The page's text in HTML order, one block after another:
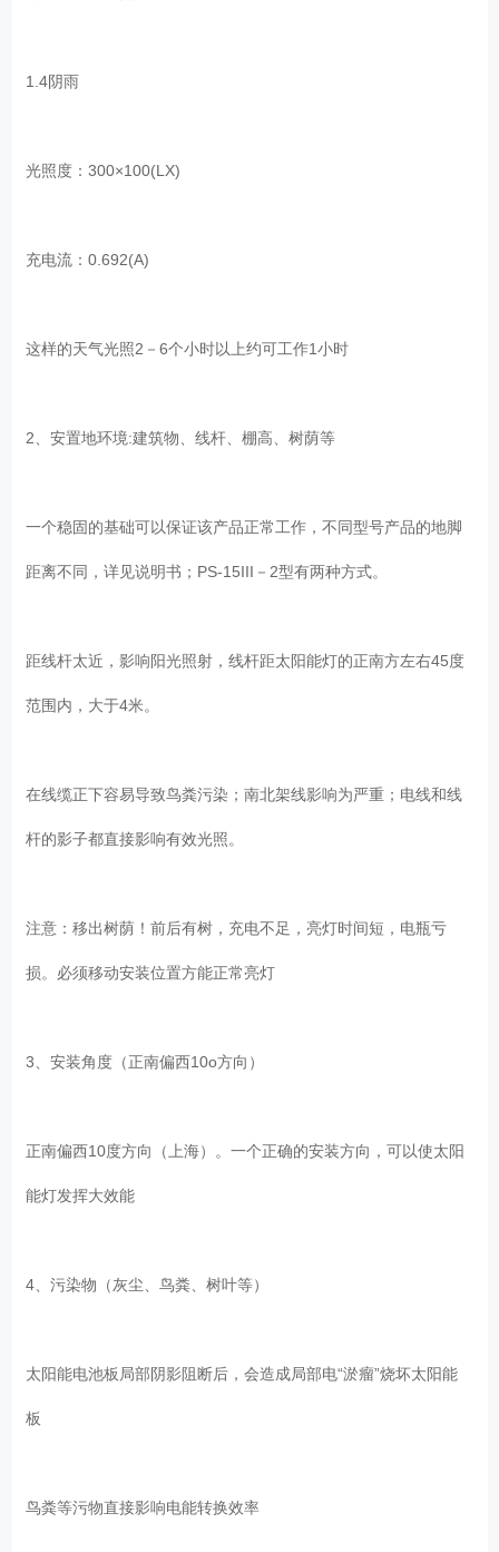
1.4阴雨
光照度：300×100(LX)
充电流：0.692(A)
这样的天气光照2－6个小时以上约可工作1小时
2、安置地环境:建筑物、线杆、棚高、树荫等
一个稳固的基础可以保证该产品正常工作，不同型号产品的地脚
距离不同，详见说明书；PS-15III－2型有两种方式。
距线杆太近，影响阳光照射，线杆距太阳能灯的正南方左右45度
范围内，大于4米。
在线缆正下容易导致鸟粪污染；南北架线影响为严重；电线和线
杆的影子都直接影响有效光照。
注意：移出树荫！前后有树，充电不足，亮灯时间短，电瓶亏
损。必须移动安装位置方能正常亮灯
3、安装角度（正南偏西10o方向）
正南偏西10度方向（上海）。一个正确的安装方向，可以使太阳
能灯发挥大效能
4、污染物（灰尘、鸟粪、树叶等）
太阳能电池板局部阴影阻断后，会造成局部电“淤瘤”烧坏太阳能
板
鸟粪等污物直接影响电能转换效率